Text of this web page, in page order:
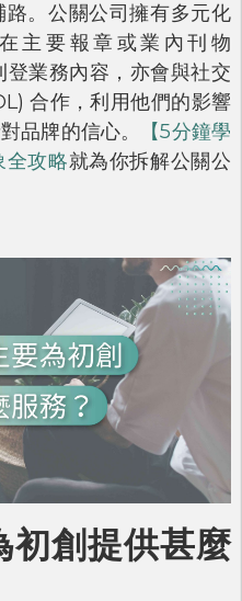
。公關公司擁有多元化
主要報章或業內刊物
業務內容，亦會與社交
合作，利用他們的影響
品牌的信心。
【5分鐘學
全攻略就為你拆解公關公
初創提供甚麼